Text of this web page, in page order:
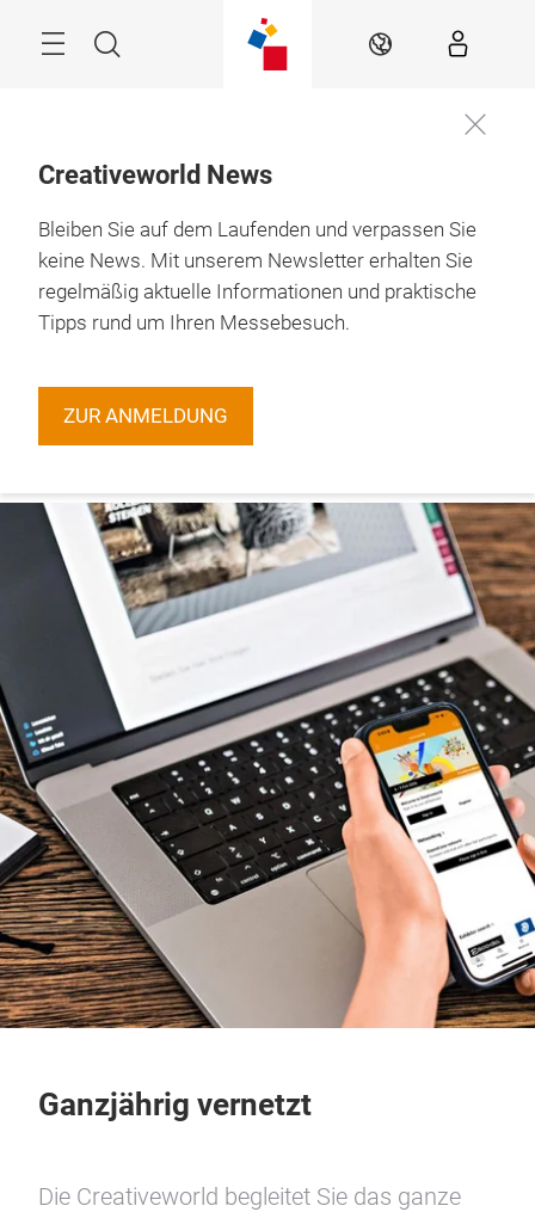
Suche DE
Creativeworld News
Bleiben Sie auf dem Laufenden und verpassen Sie
keine News. Mit unserem Newsletter erhalten Sie
regelmäßig aktuelle Informationen und praktische
Tipps rund um Ihren Messebesuch.
ZUR ANMELDUNG
29.1. – 1.2.2027
Frankfurt am Main
Ganzjährig vernetzt
Die Creativeworld begleitet Sie das ganze